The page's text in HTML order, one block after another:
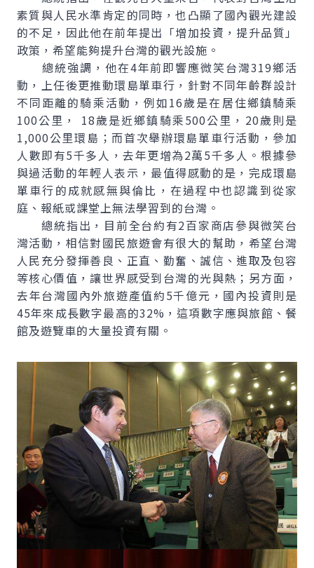
素質與人民水準肯定的同時，也凸顯了國內觀光建設
的不足，因此他在前年提出「增加投資，提升品質」
政策，希望能夠提升台灣的觀光設施。
總統強調，他在4年前即響應微笑台灣319鄉活
動，上任後更推動環島單車行，針對不同年齡群設計
不同距離的騎乘活動，例如16歲是在居住鄉鎮騎乘
100公里， 18歲是近鄉鎮騎乘500公里，20歲則是
1,000公里環島；而首次舉辦環島單車行活動，參加
人數即有5千多人，去年更增為2萬5千多人。根據參
與過活動的年輕人表示，最值得感動的是，完成環島
單車行的成就感無與倫比，在過程中也認識到從家
庭、報紙或課堂上無法學習到的台灣。
總統指出，目前全台約有2百家商店參與微笑台
灣活動，相信對國民旅遊會有很大的幫助，希望台灣
人民充分發揮善良、正直、勤奮、誠信、進取及包容
等核心價值，讓世界感受到台灣的光與熱；另方面，
去年台灣國內外旅遊產值約5千億元，國內投資則是
45年來成長數字最高的32%，這項數字應與旅館、餐
館及遊覽車的大量投資有關。